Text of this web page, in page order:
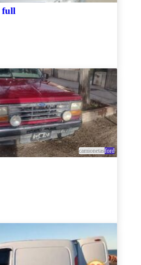
full
camionetasford